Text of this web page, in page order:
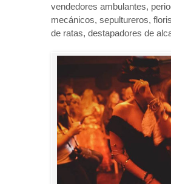
vendedores ambulantes,
mecánicos, sepultureros,
de ratas, destapadores de